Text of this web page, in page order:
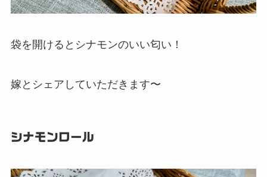
袋を開けるとシナモンのいい匂い！
嫁とシェアしていただきます〜
シナモンロール